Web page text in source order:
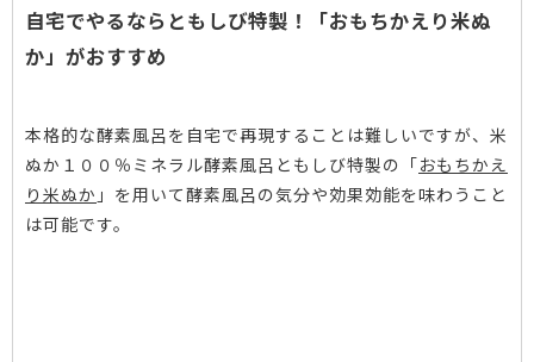
自宅でやるならともしび特製！「おもちかえり米ぬ
か」がおすすめ
本格的な酵素風呂を自宅で再現することは難しいですが、米
ぬか１００％ミネラル酵素風呂ともしび特製の「おもちかえ
り米ぬか 」を用いて酵素風呂の気分や効果効能を味わうこと
は可能です。